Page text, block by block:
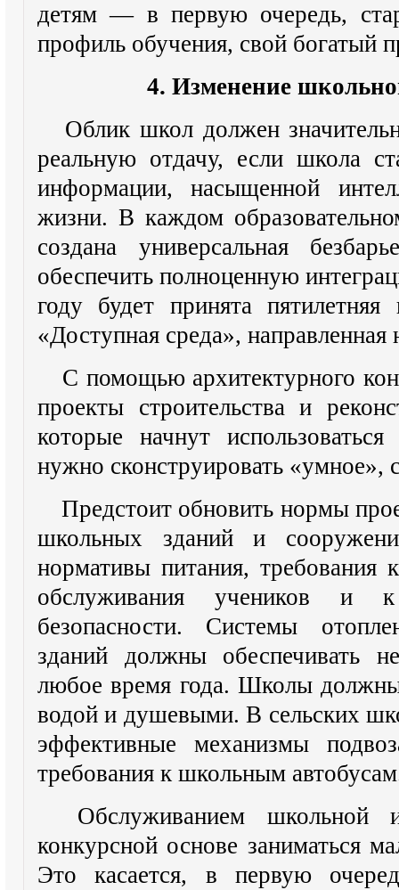
детям — в первую очередь,
профиль обучения, свой богатый
4. Изменение
Облик школ должен
реальную отдачу, если школа
информации, насыщенной
жизни. В каждом
создана универсальная
обеспечить полноценную
году будет принята пятилетняя
«Доступная среда»,
С помощью архитектурного
проекты строительства и
которые начнут
нужно сконструировать «умное»,
Предстоит обновить нормы
школьных зданий и
нормативы питания, требования
обслуживания учеников и
безопасности. Системы
зданий должны обеспечивать
любое время года. Школы
водой и душевыми. В сельских
эффективные механизмы
требования к школьным
Обслуживанием школьной
конкурсной основе заниматься
Это касается, в первую